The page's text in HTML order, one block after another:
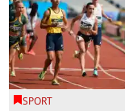
SPORT